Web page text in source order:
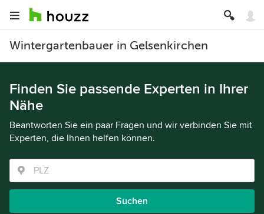
Wintergartenbauer in Gelsenkirchen
Finden Sie passende Experten in Ihrer
Nähe
Beantworten Sie ein paar Fragen und wir verbinden Sie mit
Experten, die Ihnen helfen können.
Suchen